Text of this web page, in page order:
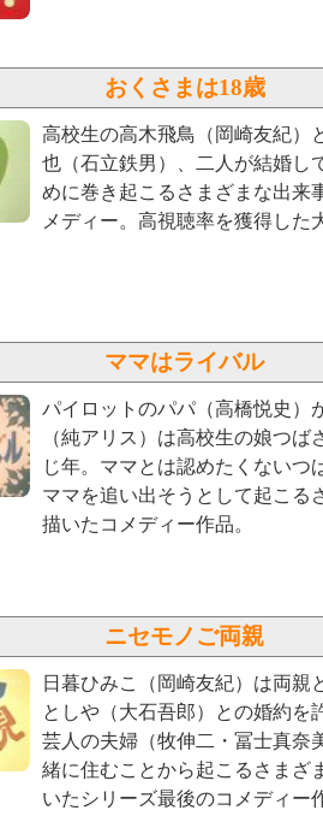
おくさまは18歳
高校生の高木飛鳥（岡崎友紀）
也（石立鉄男）、二人が結婚し
めに巻き起こるさまざまな出来
メディー。高視聴率を獲得した
ママはライバル
パイロットのパパ（高橋悦史）
（純アリス）は高校生の娘つば
じ年。ママとは認めたくないつ
ママを追い出そうとして起こる
描いたコメディー作品。
ニセモノご両親
日暮ひみこ（岡崎友紀）は両親
としや（大石吾郎）との婚約を
芸人の夫婦（牧伸二・冨士真奈
緒に住むことから起こるさまざ
いたシリーズ最後のコメディー